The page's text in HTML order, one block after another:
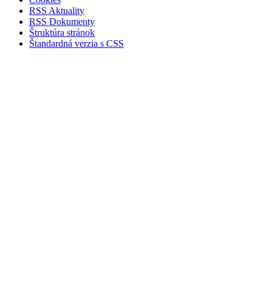
RSS Aktuality
RSS Dokumenty
Štruktúra stránok
Štandardná verzia s CSS